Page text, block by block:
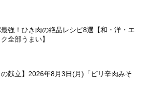
最強！ひき肉の絶品レシピ8選【和・洋・エ
全部うまい】
の献立】2026年8月3日(月)「ピリ辛肉みそ